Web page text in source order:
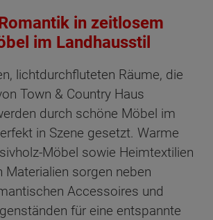
in zeitlosem
im Landhausstil
lichtdurchfluteten Räume, die
Town & Country Haus
durch schöne Möbel im
in Szene gesetzt. Warme
Möbel sowie Heimtextilien
Materialien sorgen neben
Accessoires und
für eine entspannte